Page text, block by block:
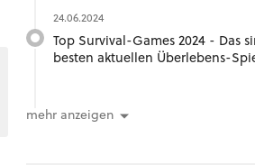
24.06.2024
Top Survival-Games 2024 - Das
besten aktuellen Überlebens-
mehr anzeigen